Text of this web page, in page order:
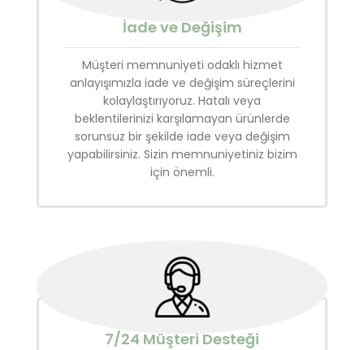
İade ve Değişim
Müşteri memnuniyeti odaklı hizmet
anlayışımızla iade ve değişim süreçlerini
kolaylaştırıyoruz. Hatalı veya
beklentilerinizi karşılamayan ürünlerde
sorunsuz bir şekilde iade veya değişim
yapabilirsiniz. Sizin memnuniyetiniz bizim
için önemli.
7/24 Müşteri Desteği